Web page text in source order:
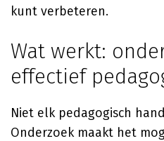
kunt verbeteren.
Wat werkt:
effectief
Niet elk pedagogisch
Onderzoek maakt het